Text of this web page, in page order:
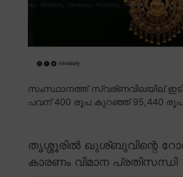
സംസ്ഥാനത്ത് സ്വര്ണവിലയില്
പവന് 400 രൂപ കുറഞ്ഞ് 95,440
തൃശ്ശൂരിൽ ഖുശ്ബുവിന്റെ റോഡ്
കാരണം വിമാന പ്രതിസന്ധി